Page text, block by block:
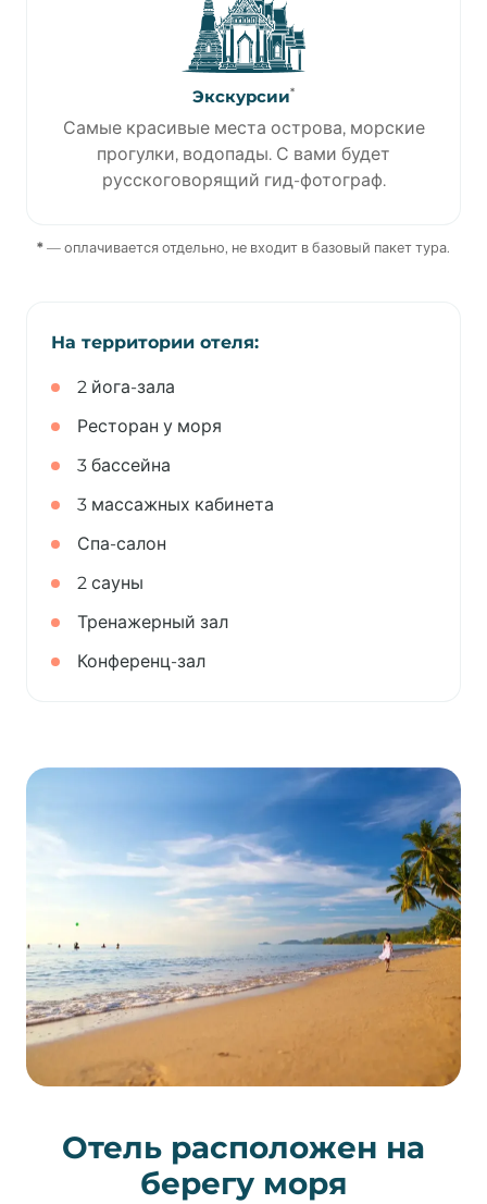
Экскурсии*
Самые красивые места острова, морские
прогулки, водопады. С вами будет
русскоговорящий гид-фотограф.
* — оплачивается отдельно, не входит в базовый пакет тура.
На территории отеля:
2 йога-зала
Ресторан у моря
3 бассейна
3 массажных кабинета
Спа-салон
2 сауны
Тренажерный зал
Конференц-зал
Отель расположен на
берегу моря